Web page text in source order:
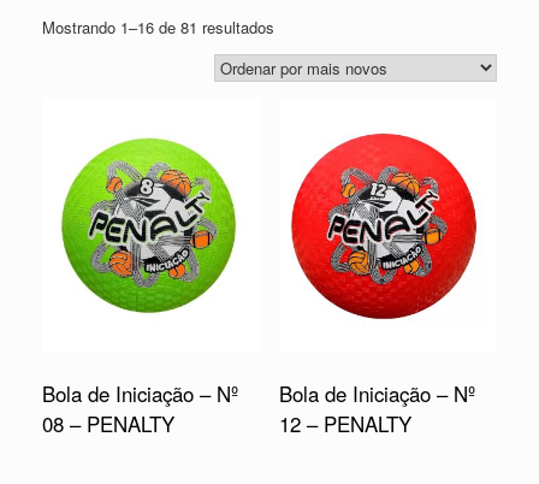
Mostrando 1–16 de 81 resultados
Bola de Iniciação – Nº
08 – PENALTY
Bola de Iniciação – Nº
12 – PENALTY